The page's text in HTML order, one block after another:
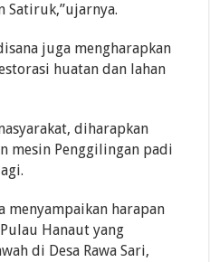
Satiruk,”ujarnya.
juga mengharapkan
huatan dan lahan
diharapkan
mesin Penggilingan padi
menyampaikan harapan
Hanaut yang
di Desa Rawa Sari,